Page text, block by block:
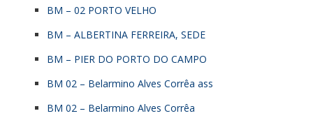
BM – 02 PORTO VELHO
BM – ALBERTINA FERREIRA, SEDE
BM – PIER DO PORTO DO CAMPO
BM 02 – Belarmino Alves Corrêa ass
BM 02 – Belarmino Alves Corrêa